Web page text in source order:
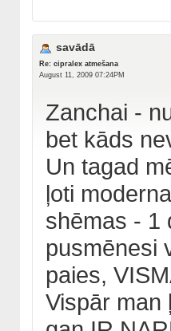
savādā
Re: cipralex atmešana
August 11, 2009 07:24PM
Zanchai -
bet kāds
Un tagad
ļoti
shēmas - 1
pusmēnesi
paies,
Vispār man